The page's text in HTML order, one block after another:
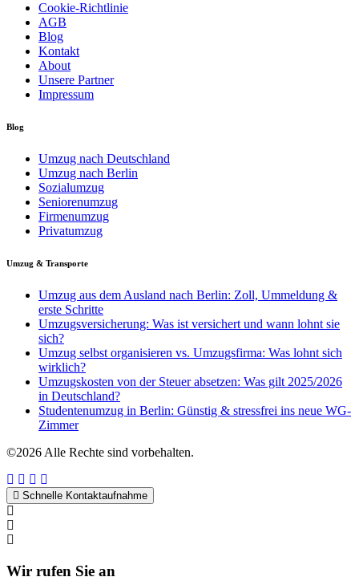
Cookie-Richtlinie
AGB
Blog
Kontakt
About
Unsere Partner
Impressum
Blog
Umzug nach Deutschland
Umzug nach Berlin
Sozialumzug
Seniorenumzug
Firmenumzug
Privatumzug
Umzug & Transporte
Umzug aus dem Ausland nach Berlin: Zoll, Ummeldung &
erste Schritte
Umzugsversicherung: Was ist versichert und wann lohnt sie
sich?
Umzug selbst organisieren vs. Umzugsfirma: Was lohnt sich
wirklich?
Umzugskosten von der Steuer absetzen: Was gilt 2025/2026
in Deutschland?
Studentenumzug in Berlin: Günstig & stressfrei ins neue WG-
Zimmer
©2026 Alle Rechte sind vorbehalten.
Schnelle Kontaktaufnahme
Wir rufen Sie an